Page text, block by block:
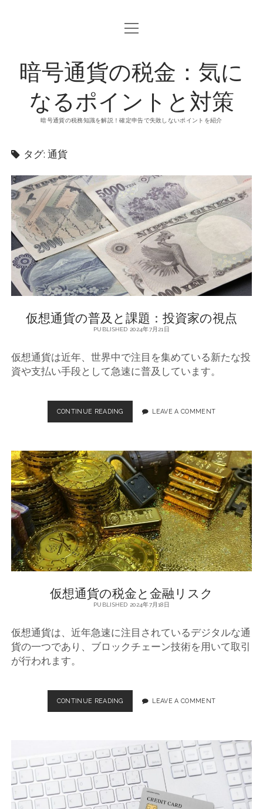
o
p
e
n
暗号通貨の税金：気に
なるポイントと対策
暗号通貨の税務知識を解説！確定申告で失敗しないポイントを紹介
タグ: 通貨
仮想通貨の普及と課題：投資家の視点
PUBLISHED 2024年7月21日
仮想通貨は近年、世界中で注目を集めている新たな投
資や支払い手段として急速に普及しています。
CONTINUE READING
想
の
普
及
と
課
題
：
投
資
家
の
点
LEAVE A COMMENT
仮想通貨の税金と金融リスク
PUBLISHED 2024年7月18日
仮想通貨は、近年急速に注目されているデジタルな通
貨の一つであり、ブロックチェーン技術を用いて取引
が行われます。
CONTINUE READING
想
の
税
金
と
金
融
LEAVE A COMMENT